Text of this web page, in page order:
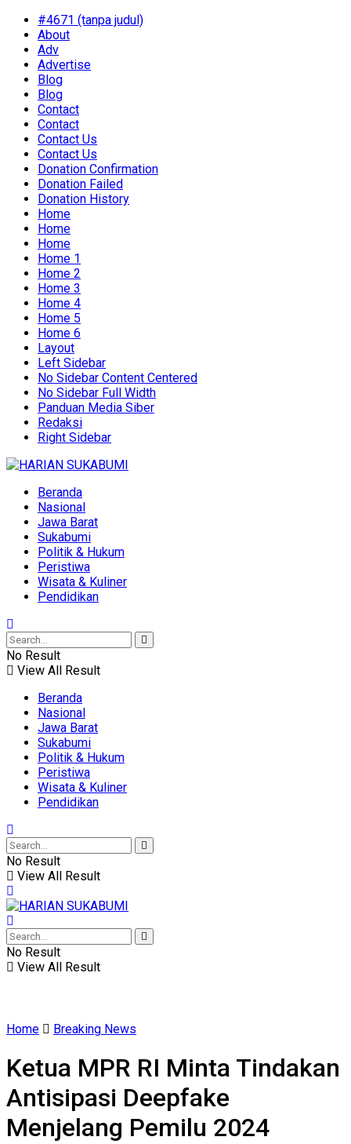
#4671 (tanpa judul)
About
Adv
Advertise
Blog
Blog
Contact
Contact
Contact Us
Contact Us
Donation Confirmation
Donation Failed
Donation History
Home
Home
Home
Home 1
Home 2
Home 3
Home 4
Home 5
Home 6
Layout
Left Sidebar
No Sidebar Content Centered
No Sidebar Full Width
Panduan Media Siber
Redaksi
Right Sidebar
Beranda
Nasional
Jawa Barat
Sukabumi
Politik & Hukum
Peristiwa
Wisata & Kuliner
Pendidikan
No Result
View All Result
Beranda
Nasional
Jawa Barat
Sukabumi
Politik & Hukum
Peristiwa
Wisata & Kuliner
Pendidikan
No Result
View All Result
No Result
View All Result
Home Breaking News
Ketua MPR RI Minta Tindakan
Antisipasi Deepfake
Menjelang Pemilu 2024